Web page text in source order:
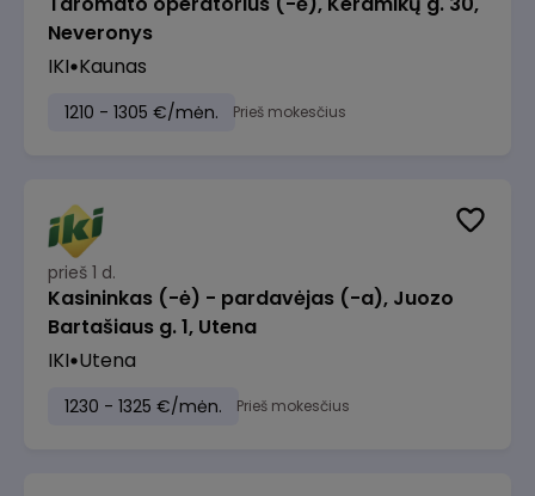
Neveronys
IKI Kaunas
1210 - 1305 €/mėn. Prieš mokesčius
prieš 1 d.
Kasininkas (-ė) - pardavėjas (-a), Juozo
Bartašiaus g. 1, Utena
IKI Utena
1230 - 1325 €/mėn. Prieš mokesčius